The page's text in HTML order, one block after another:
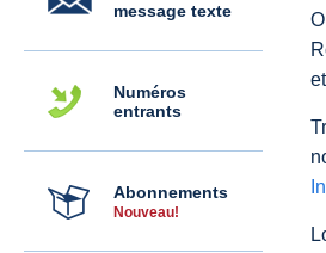
message texte
Numéros
entrants
Abonnements
Nouveau!